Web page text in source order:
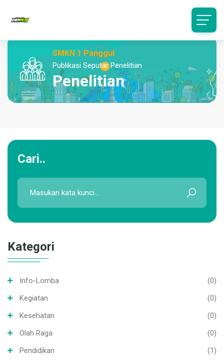
SMKN 1 Panggul
Publikasi Seputar Penelitian
Penelitian
Cari..
Kategori
Info-Lomba
(0)
Kegiatan
(0)
Kesehatan
(0)
Olah Raga
(0)
Pendidikan
(1)